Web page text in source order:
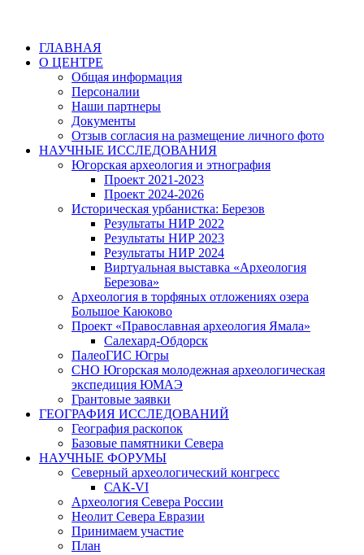
ГЛАВНАЯ
О ЦЕНТРЕ
Общая информация
Персоналии
Наши партнеры
Документы
Отзыв согласия на размещение личного фото
НАУЧНЫЕ ИССЛЕДОВАНИЯ
Югорская археология и этнография
Проект 2021-2023
Проект 2024-2026
Историческая урбанистка: Березов
Результаты НИР 2022
Результаты НИР 2023
Результаты НИР 2024
Виртуальная выставка «Археология
Березова»
Археология в торфяных отложениях озера
Большое Каюково
Проект «Православная археология Ямала»
Салехард-Обдорск
ПалеоГИС Югры
СНО Югорская молодежная археологическая
экспедиция ЮМАЭ
Грантовые заявки
ГЕОГРАФИЯ ИССЛЕДОВАНИЙ
География раскопок
Базовые памятники Севера
НАУЧНЫЕ ФОРУМЫ
Северный археологический конгресс
САК-VI
Археология Севера России
Неолит Севера Евразии
Принимаем участие
План